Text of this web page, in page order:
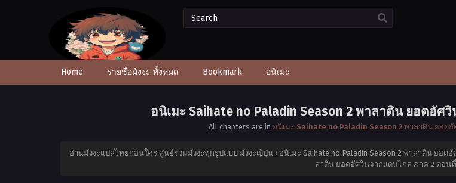
Home รายชื่อมังงะ ทั้งหมด Bookmark อนิเมะ
อนิเมะ Saihate no Paladin Season 2 พาลาดิน ยอดอั
All chapters are in อนิเมะ Saihate no Paladin Season 2 พาลาดิน ยอด
อ่านมังงะแปลไทยก่อนใคร ศูนย์รวมมังงะทุกรูปแบบ มังงะญี่ปุ่น › อนิเมะ Saihate no Paladin Season 2 พาลาดิน ยอ
ลาดิน ยอดอัศวินจากแดนไกล ภาค 2 ตอน